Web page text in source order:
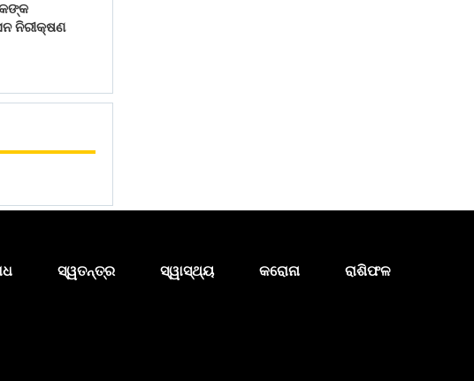
ନିରୀକ୍ଷଣ
ସ୍ୱତନ୍ତ୍ର ସ୍ୱାସ୍ଥ୍ୟ କରୋନା ରାଶିଫଳ